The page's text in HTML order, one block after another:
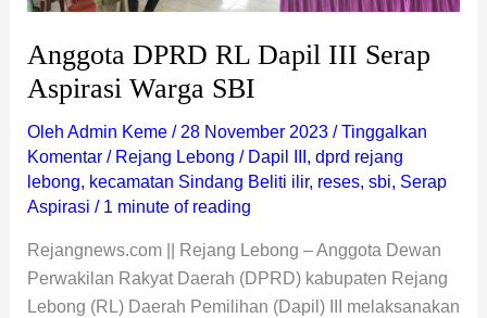
Anggota DPRD RL Dapil III Serap
Aspirasi Warga SBI
Oleh Admin Keme / 28 November 2023 / Tinggalkan
Komentar / Rejang Lebong / Dapil III , dprd rejang
lebong, kecamatan Sindang Beliti ilir, reses, sbi, Serap
Aspirasi / 1 minute of reading
Rejangnews.com || Rejang Lebong – Anggota Dewan
Perwakilan Rakyat Daerah (DPRD) kabupaten Rejang
Lebong (RL) Daerah Pemilihan (Dapil) III melaksanakan